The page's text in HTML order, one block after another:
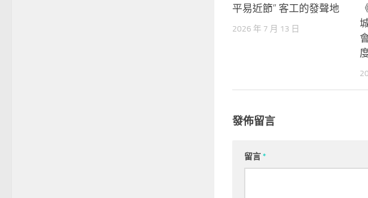
平易近節” 客工的發聲地
2026 年 7 月 13 日
發佈留言
留言*